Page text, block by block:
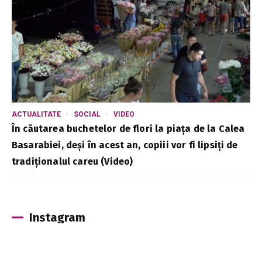
ACTUALITATE SOCIAL VIDEO
În căutarea buchetelor de flori la piața de la Calea
Basarabiei, deși în acest an, copiii vor fi lipsiți de
tradiționalul careu (Video)
Instagram